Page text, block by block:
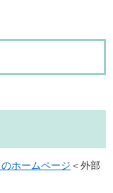
ホームページ ＜外部